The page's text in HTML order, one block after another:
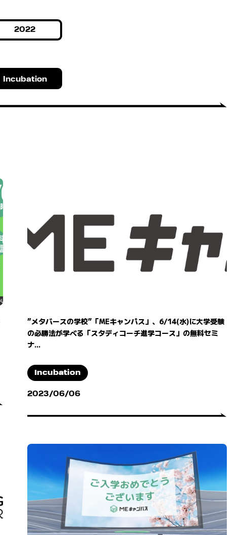
2022
Incubation
”メタバースの学校”「MEキャンパス」、6/14(水)に大学受験
の必勝法が学べる「スタディコーチ進学コース」の無料セミ
ナ...
Incubation
2023/06/06